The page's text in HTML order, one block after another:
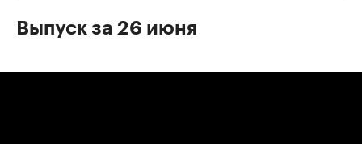
Выпуск за 26 июня